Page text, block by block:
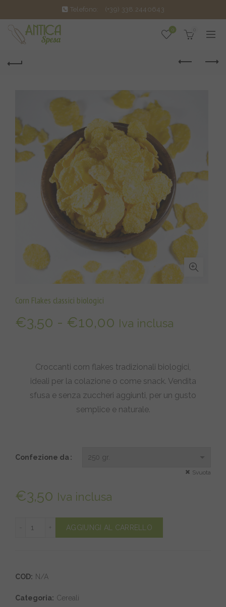
Telefono: (+39) 338.2440643
0
Corn Flakes classici biologici
€3,50 - €10,00 Fascia
prezzo:
da
€3,50
Iva inclusa
Croccanti corn flakes tradizionali biologici,
ideali per la colazione o come snack. Vendita
sfusa e senza zuccheri aggiunti, per un gusto
semplice e naturale.
Confezione da
Svuota
€3,50 Iva inclusa
AGGIUNGI AL CARRELLO
COD: N/A
Categoria: Cereali